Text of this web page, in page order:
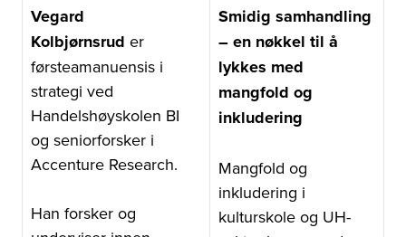
Vegard
Kolbjørnsrud er
førsteamanuensis i
strategi ved
Handelshøyskolen BI
og seniorforsker i
Accenture Research.
Han forsker og
Smidig samhandling
– en nøkkel til å
lykkes med
mangfold og
inkludering
Mangfold og
inkludering i
kulturskole og UH-